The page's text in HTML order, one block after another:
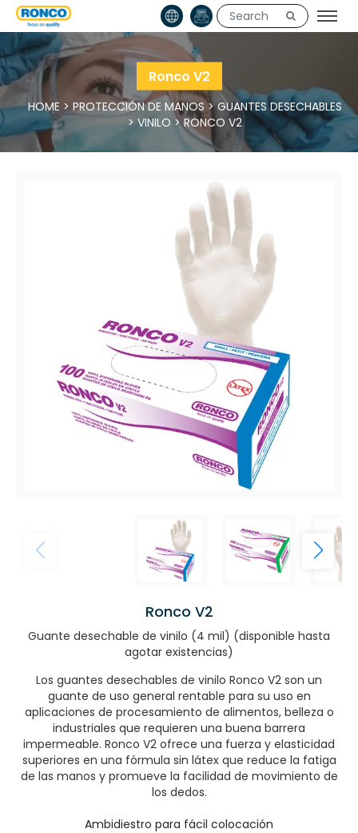
Ronco V2
HOME > PROTECCIÓN DE MANOS>GUANTES DESECHABLES
>VINILO >RONCO V2
Ronco V2
Guante desechable de vinilo (4 mil) (disponible hasta
agotar existencias)
Los guantes desechables de vinilo Ronco V2 son un
guante de uso general rentable para su uso en
aplicaciones de procesamiento de alimentos, belleza o
industriales que requieren una buena barrera
impermeable. Ronco V2 ofrece una fuerza y elasticidad
superiores en una fórmula sin látex que reduce la fatiga
de las manos y promueve la facilidad de movimiento de
los dedos.
Ambidiestro para fácil colocación